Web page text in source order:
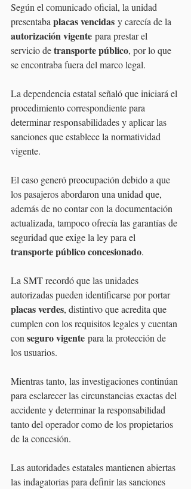
Según el comunicado oficial, la unidad
presentaba placas vencidas y carecía de la
autorización vigente para prestar el
servicio de transporte público, por lo que
se encontraba fuera del marco legal.
La dependencia estatal señaló que iniciará el
procedimiento correspondiente para
determinar responsabilidades y aplicar las
sanciones que establece la normatividad
vigente.
El caso generó preocupación debido a que
los pasajeros abordaron una unidad que,
además de no contar con la documentación
actualizada, tampoco ofrecía las garantías de
seguridad que exige la ley para el
transporte público concesionado.
La SMT recordó que las unidades
autorizadas pueden identificarse por portar
placas verdes, distintivo que acredita que
cumplen con los requisitos legales y cuentan
con seguro vigente para la protección de
los usuarios.
Mientras tanto, las investigaciones continúan
para esclarecer las circunstancias exactas del
accidente y determinar la responsabilidad
tanto del operador como de los propietarios
de la concesión.
Las autoridades estatales mantienen abiertas
las indagatorias para definir las sanciones